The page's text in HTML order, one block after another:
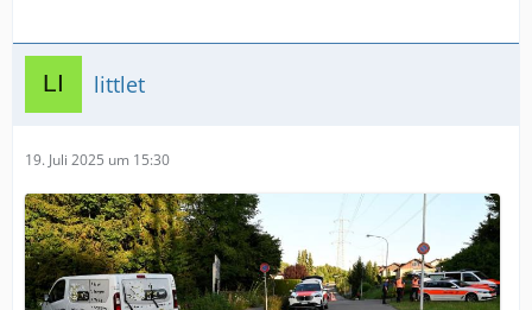
littlet
19. Juli 2025 um 15:30